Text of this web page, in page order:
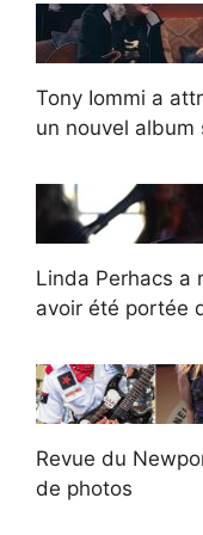
Tony Iommi a
un nouvel album
Linda Perhacs a
avoir été portée
Revue du
de photos